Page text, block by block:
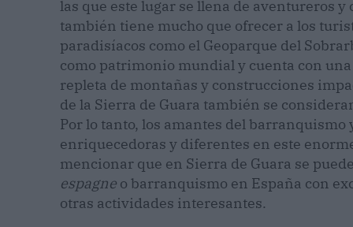
las que este lugar se llena de aventureros
también tiene mucho que ofrecer a los
paradisíacos como el Geoparque del
como patrimonio mundial y cuenta con
repleta de montañas y construcciones
de la Sierra de Guara también se
Por lo tanto, los amantes del
enriquecedoras y diferentes en este
mencionar que en Sierra de Guara se
espagne o barranquismo en España con
otras actividades interesantes.